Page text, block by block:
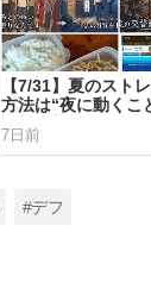
【7/31】夏のスト
方法は“夜に動くこ
生活改善＋DQW記
7日前
#デフ